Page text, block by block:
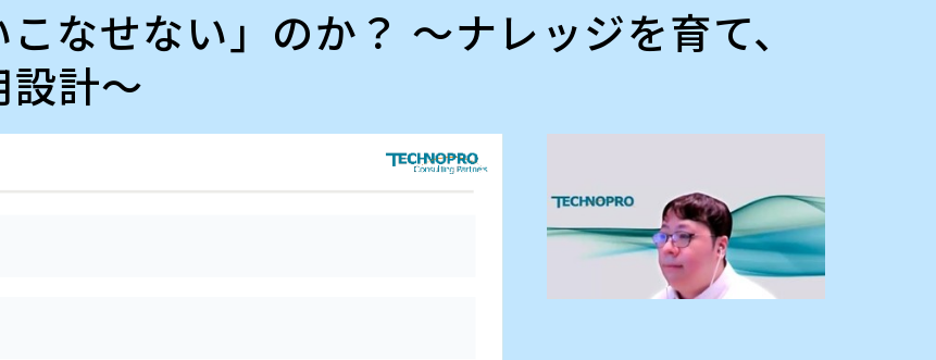
なせない」のか？ ～ナレッジを育て、
計～